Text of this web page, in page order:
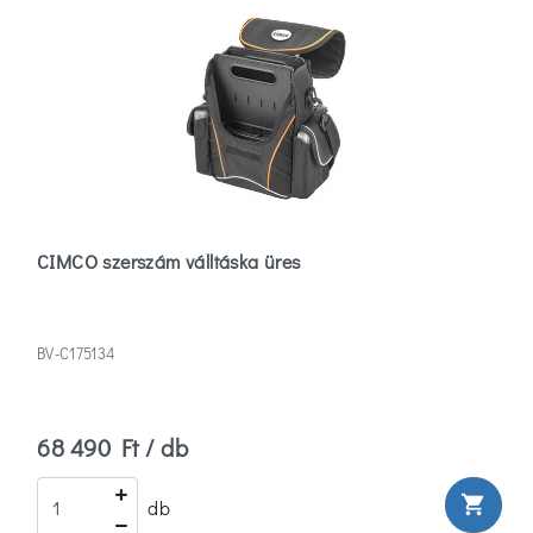
CIMCO szerszám válltáska üres
BV-C175134
68 490 Ft / db
db shopping_cart